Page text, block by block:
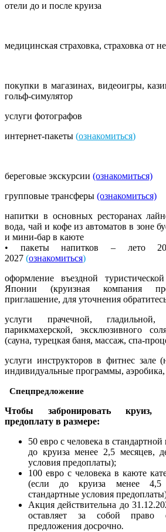
отели до и после круиза
медицинская страховка, страховка от
покупки в магазинах, видеоигры,
гольф-симулятор
услуги фотографов
интернет-пакеты (ознакомиться)
береговые экскурсии (ознакомиться)
групповые трансферы (ознакомиться)
напитки в основных ресторанах
вода, чай и кофе из автоматов в зоне
и мини-бар в каюте
• пакеты напитков – лето
2027 (ознакомиться)
оформление въездной
Японии (круизная компания
приглашение, для уточнения
услуги прачечной,
парикмахерской, эксклюзивного
(сауна, турецкая баня, массаж, спа-
услуги инструкторов в фитнес зале
индивидуальные программы, аэробика,
Спецпредложение
Чтобы забронировать круиз,
предоплату в размере:
50 евро с человека в
до круиза менее 2,5 месяцев,
условия предоплаты);
100 евро с человека в каюте
(если до круиза менее 4,5
стандартные условия
Акция действительна до
оставляет за собой право
предложения досрочно.